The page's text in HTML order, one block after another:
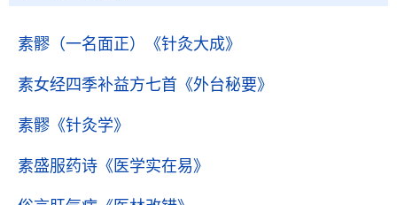
素髎（一名面正） 《针灸大成》
素女经四季补益方七首 《外台秘要》
素髎 《针灸学》
素盛服药诗 《医学实在易》